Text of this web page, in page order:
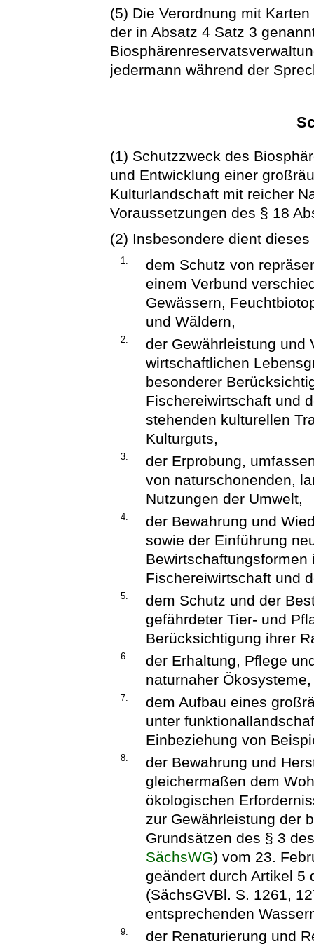
(5) Die Verordnung mit
der in Absatz 4 Satz 3
jedermann während der
(1) Schutzzweck des
und Entwicklung einer
Kulturlandschaft mit reicher
Voraussetzungen des § 18
(2) Insbesondere dient
1.
dem Schutz von
einem Verbund
Gewässern,
und Wäldern,
2.
der Gewährleistung und
wirtschaftlichen
besonderer
Fischereiwirtschaft und
stehenden kulturellen
Kulturguts,
3.
der Erprobung,
von naturschonenden,
Nutzungen der Umwelt,
4.
der Bewahrung und
sowie der Einführung
Fischereiwirtschaft und
5.
dem Schutz und der
gefährdeter Tier- und
Berücksichtigung ihrer
6.
der Erhaltung, Pflege
naturnaher Ökosysteme,
7.
dem Aufbau eines
unter
Einbeziehung von
8.
der Bewahrung und
gleichermaßen dem
ökologischen
zur Gewährleistung der
Grundsätzen des § 3
SächsWG) vom 23.
geändert durch Artikel 5
(SächsGVBl. S. 1261,
entsprechenden
9. der Renaturierung und